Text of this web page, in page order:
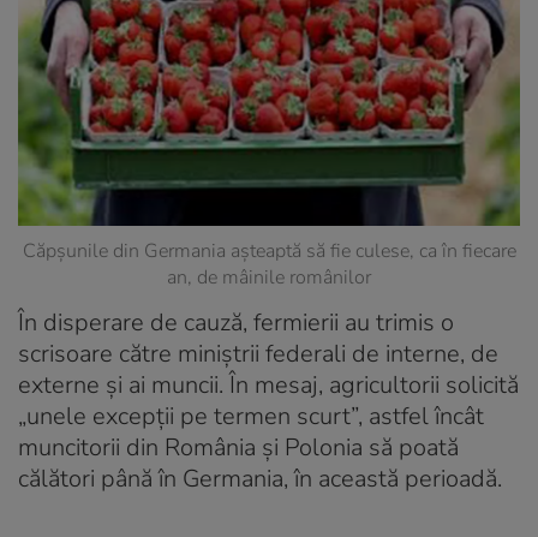
Căpşunile din Germania aşteaptă să fie culese, ca în fiecare
an, de mâinile românilor
În disperare de cauză, fermierii au trimis o
scrisoare către miniştrii federali de interne, de
externe şi ai muncii. În mesaj, agricultorii solicită
„unele excepţii pe termen scurt”, astfel încât
muncitorii din România şi Polonia să poată
călători până în Germania, în această perioadă.